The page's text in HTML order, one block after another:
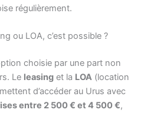
régulièrement.
ou LOA, c’est possible ?
choisie par une part non
Le leasing et la LOA (location
d’accéder au Urus avec
entre 2 500 € et 4 500 €,